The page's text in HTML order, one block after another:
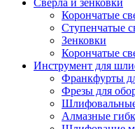
Сверла и зенковки
Корончатые
Ступенчатые
Зенковки
Корончатые
Инструмент для
Франкфурты
Фрезы для
Алмазные